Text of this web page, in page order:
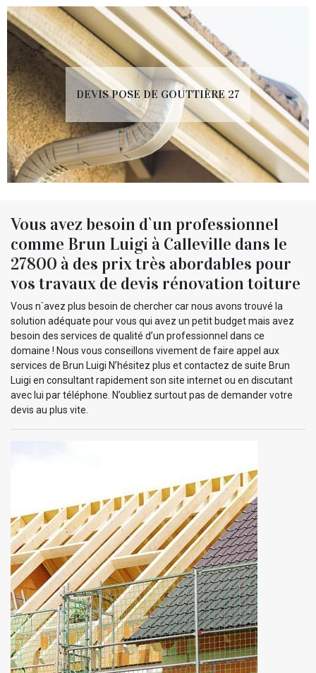
DEVIS POSE DE GOUTTIÈRE 27
Vous avez besoin d`un professionnel
comme Brun Luigi à Calleville dans le
27800 à des prix très abordables pour
vos travaux de devis rénovation toiture
Vous n`avez plus besoin de chercher car nous avons trouvé la
solution adéquate pour vous qui avez un petit budget mais avez
besoin des services de qualité d’un professionnel dans ce
domaine ! Nous vous conseillons vivement de faire appel aux
services de Brun Luigi N’hésitez plus et contactez de suite Brun
Luigi en consultant rapidement son site internet ou en discutant
avec lui par téléphone. N’oubliez surtout pas de demander votre
devis au plus vite.